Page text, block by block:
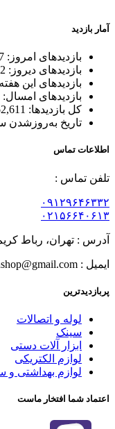
آمار بازدید
بازدیدهای امروز:
بازدیدهای دیروز:
بازدیدهای این
بازدیدهای امسال:
کل بازدیدها:
تاریخ به‌روزشدن
اطلاعات تماس
تلفن تماس :
۰۹۱۲۹۶۴۶۳۳۲
۰۲۱۵۶۶۴۰۶۱۳
آدرس : تهران، رباط
ایمیل : Pishbinshop@gmail.com
پربازدیدترین
لوله و اتصالات
سینک
ابزار آلات دستی
لوازم الکتریکی
لوازم بهداشتی و
اعتماد شما افتخار ماست